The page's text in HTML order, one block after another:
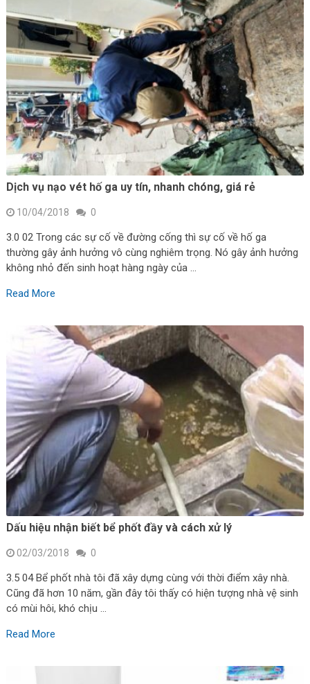
Dịch vụ nạo vét hố ga uy tín, nhanh chóng, giá rẻ
10/04/2018 0
3.0 02 Trong các sự cố về đường cống thì sự cố về hố ga
thường gây ảnh hưởng vô cùng nghiêm trọng. Nó gây ảnh hưởng
không nhỏ đến sinh hoạt hàng ngày của …
Read More
Dấu hiệu nhận biết bể phốt đầy và cách xử lý
02/03/2018 0
3.5 04 Bể phốt nhà tôi đã xây dựng cùng với thời điểm xây nhà.
Cũng đã hơn 10 năm, gần đây tôi thấy có hiện tượng nhà vệ sinh
có mùi hôi, khó chịu …
Read More